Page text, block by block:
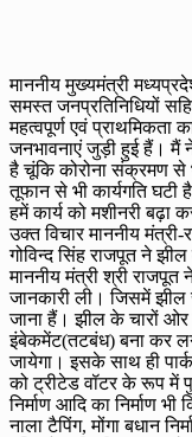
माननीय मुख्यमंत्री
समस्त जनप्रतिनिधियों
महत्वपूर्ण एवं प्राथमिकता
जनभावनाएं जुड़ी हुई हैं। मैं
है चूंकि कोरोना संक्रमण से
तूफान से भी कार्यगति
हमें कार्य को मशीनरी बढ़ा
उक्त विचार माननीय
गोविन्द सिंह राजपूत ने
माननीय मंत्री श्री राजपूत
जानकारी ली। जिसमें झील
जाना हैं। झील के चारों
इंबेकमेंट(तटबंध) बना कर
जायेगा। इसके साथ ही
को ट्रीटेड वॉटर के रूप में
निर्माण आदि का निर्माण
नाला टैपिंग, मोंगा बधान